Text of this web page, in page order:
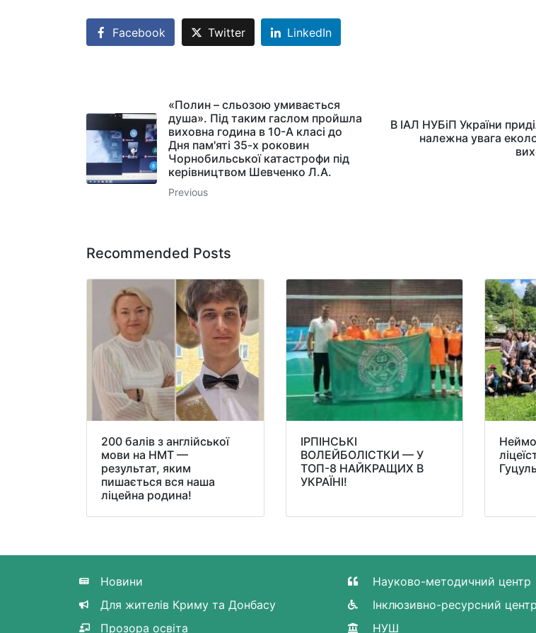
Facebook Twitter LinkedIn
«Полин – сльозою умивається
душа». Під таким гаслом пройшла
виховна година в 10-А класі до
Дня пам'яті 35-х роковин
Чорнобильської катастрофи під
керівництвом Шевченко Л.А.
Previous
В ІАЛ НУБіП України
належна увага
Recommended Posts
200 балів з англійської
мови на НМТ —
результат, яким
пишається вся наша
ліцейна родина!
ІРПІНСЬКІ
ВОЛЕЙБОЛІСТКИ — У
ТОП-8 НАЙКРАЩИХ В
УКРАЇНІ!
Новини
Для жителів Криму та Донбасу
Прозора освіта
Науково-методичний центр
Інклюзивно-ресурсний центр
НУШ